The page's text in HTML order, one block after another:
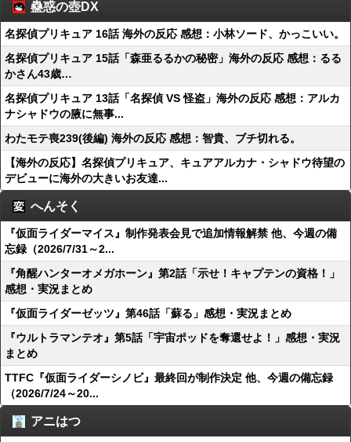
蠱惑の壺DX
名探偵プリキュア 16話 海外の反応 感想：小林ソード、かっこいい。
名探偵プリキュア 15話「森亜るるかの秘密」海外の反応 感想：るる
かさん43歳…
名探偵プリキュア 13話「名探偵 VS 怪盗」海外の反応 感想：アルカ
ナシャドウの腋に無事...
わたモテ喪239(後編) 海外の反応 感想：智貴、ブチ切れる。
【海外の反応】名探偵プリキュア、キュアアルカナ・シャドウ待望の
デビューに海外の大きいお友達...
へんそく
『仮面ライダーマイス』制作発表会見で追加情報解禁 他、今週の備
忘録（2026/7/31～2...
『角醒ハンターオメガホーン』第2話「示せ！キャプテンの資格！」
感想・実況まとめ
『仮面ライダーゼッツ』第46話「蘇る」感想・実況まとめ
『ウルトラマンテオ』第5話「宇宙ポッドを奪還せよ！」感想・実況
まとめ
TTFC『仮面ライダーシノビ』最終回が制作決定 他、今週の備忘録
（2026/7/24～20...
アニはつ